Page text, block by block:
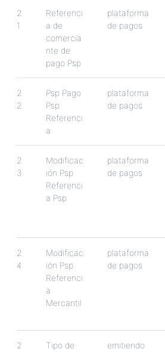
2
1
Referenci
a de
comercia
nte de
pago Psp
plataforma
de pagos
2
2
Psp Pago
Psp
Referenci
a
plataforma
de pagos
2
3
Modificac
ión Psp
Referenci
a Psp
plataforma
de pagos
2
4
Modificac
ión Psp
Referenci
a
Mercantil
plataforma
de pagos
2
Tipo de
emitiendo